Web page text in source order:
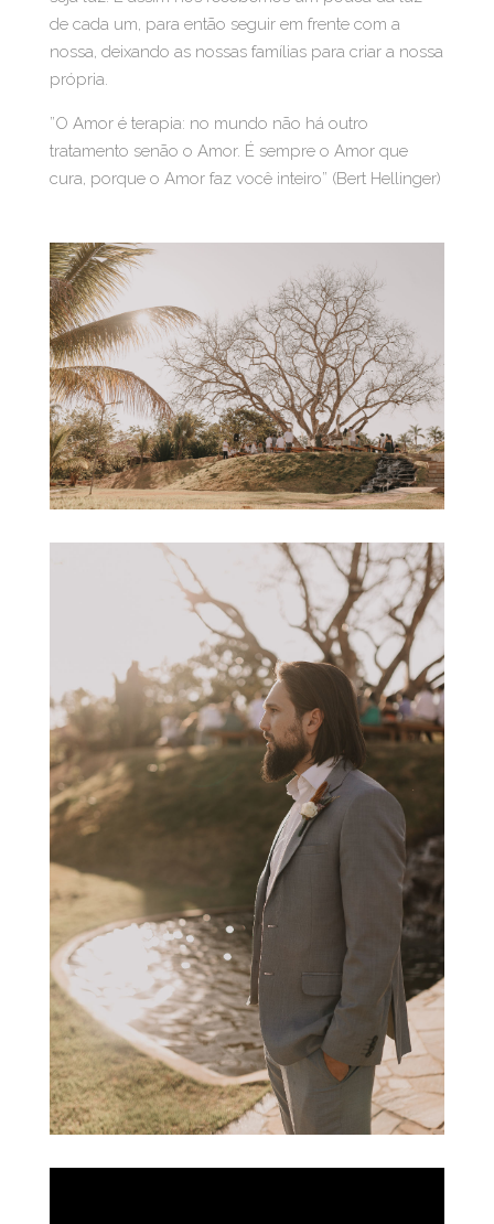
de cada um, para então seguir em frente com a
nossa, deixando as nossas famílias para criar a nossa
própria.
”O Amor é terapia: no mundo não há outro
tratamento senão o Amor. É sempre o Amor que
cura, porque o Amor faz você inteiro” (Bert Hellinger)